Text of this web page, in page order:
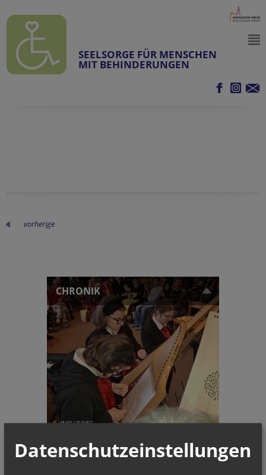
SEELSORGE FÜR MENSCHEN
MIT BEHINDERUNGEN
vorherige
CHRONIK
5. INKLUSIVES
Datenschutzeinstellungen